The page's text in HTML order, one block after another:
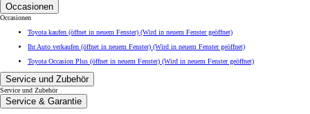
Occasionen
Occasionen
Toyota kaufen (öffnet in neuem Fenster) (Wird in neuem Fenster geöffnet)
Ihr Auto verkaufen (öffnet in neuem Fenster) (Wird in neuem Fenster geöffnet)
Toyota Occasion Plus (öffnet in neuem Fenster) (Wird in neuem Fenster geöffnet)
Service und Zubehör
Service und Zubehör
Service & Garantie